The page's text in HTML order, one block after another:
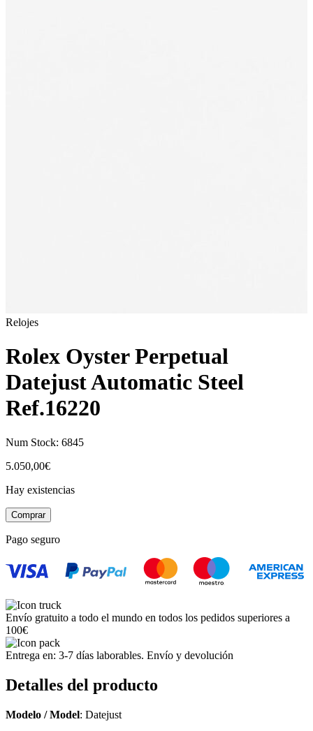
Relojes
Rolex Oyster Perpetual
Datejust Automatic Steel
Ref.16220
Num Stock: 6845
5.050,00€
Hay existencias
Rolex
Oyster
Perpetual
Automatic
Steel
cantidad
Comprar
Pago seguro
Envío gratuito a todo el mundo en todos los pedidos superiores a
100€
Entrega en: 3-7 días laborables. Envío y devolución
Detalles del producto
Modelo / Model: Datejust